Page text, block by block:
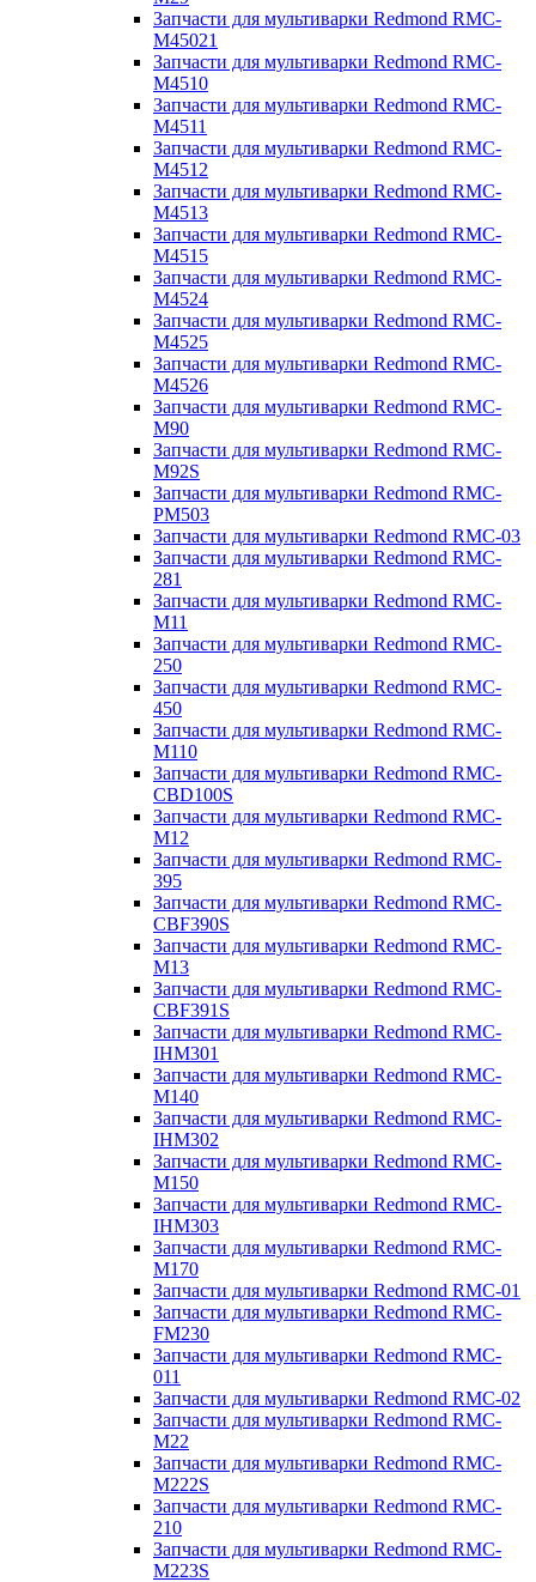
Запчасти для мультиварки Redmond RMC-
M45021
Запчасти для мультиварки Redmond RMC-
M4510
Запчасти для мультиварки Redmond RMC-
M4511
Запчасти для мультиварки Redmond RMC-
M4512
Запчасти для мультиварки Redmond RMC-
M4513
Запчасти для мультиварки Redmond RMC-
M4515
Запчасти для мультиварки Redmond RMC-
M4524
Запчасти для мультиварки Redmond RMC-
M4525
Запчасти для мультиварки Redmond RMC-
M4526
Запчасти для мультиварки Redmond RMC-
M90
Запчасти для мультиварки Redmond RMC-
M92S
Запчасти для мультиварки Redmond RMC-
PM503
Запчасти для мультиварки Redmond RMC-03
Запчасти для мультиварки Redmond RMC-
281
Запчасти для мультиварки Redmond RMC-
M11
Запчасти для мультиварки Redmond RMC-
250
Запчасти для мультиварки Redmond RMC-
450
Запчасти для мультиварки Redmond RMC-
M110
Запчасти для мультиварки Redmond RMC-
CBD100S
Запчасти для мультиварки Redmond RMC-
M12
Запчасти для мультиварки Redmond RMC-
395
Запчасти для мультиварки Redmond RMC-
CBF390S
Запчасти для мультиварки Redmond RMC-
M13
Запчасти для мультиварки Redmond RMC-
CBF391S
Запчасти для мультиварки Redmond RMC-
IHM301
Запчасти для мультиварки Redmond RMC-
M140
Запчасти для мультиварки Redmond RMC-
IHM302
Запчасти для мультиварки Redmond RMC-
M150
Запчасти для мультиварки Redmond RMC-
IHM303
Запчасти для мультиварки Redmond RMC-
M170
Запчасти для мультиварки Redmond RMC-01
Запчасти для мультиварки Redmond RMC-
FM230
Запчасти для мультиварки Redmond RMC-
011
Запчасти для мультиварки Redmond RMC-02
Запчасти для мультиварки Redmond RMC-
M22
Запчасти для мультиварки Redmond RMC-
M222S
Запчасти для мультиварки Redmond RMC-
210
Запчасти для мультиварки Redmond RMC-
M223S